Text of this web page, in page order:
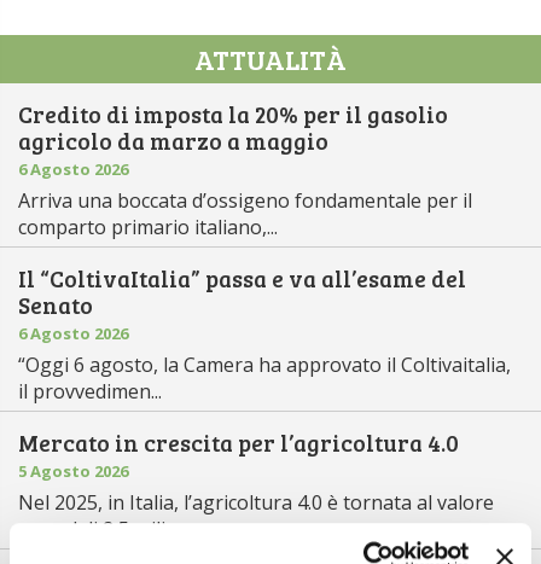
ATTUALITÀ
Credito di imposta la 20% per il gasolio
agricolo da marzo a maggio
6 Agosto 2026
Arriva una boccata d’ossigeno fondamentale per il
comparto primario italiano,...
Il “ColtivaItalia” passa e va all’esame del
Senato
6 Agosto 2026
“Oggi 6 agosto, la Camera ha approvato il Coltivaitalia,
il provvedimen...
Mercato in crescita per l’agricoltura 4.0
5 Agosto 2026
Nel 2025, in Italia, l’agricoltura 4.0 è tornata al valore
record di 2,5 mili...